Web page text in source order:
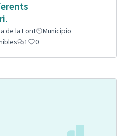
de la Font
Municipio
1 0